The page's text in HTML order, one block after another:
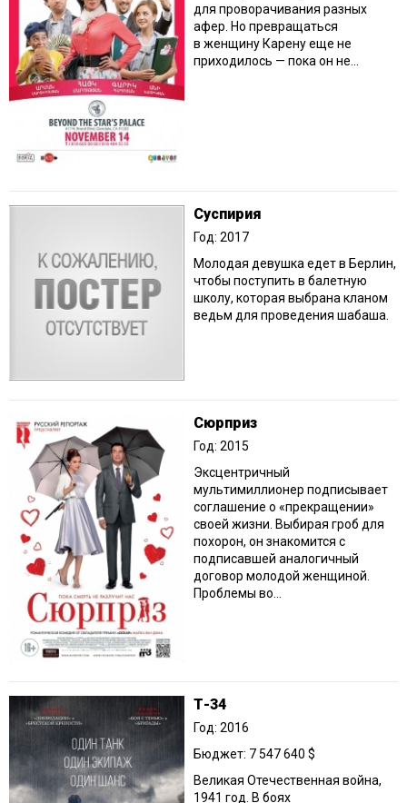
для проворачивания разных
афер. Но превращаться
в женщину Карену еще не
приходилось — пока он не...
Суспирия
Год: 2017
Молодая девушка едет в Берлин,
чтобы поступить в балетную
школу, которая выбрана кланом
ведьм для проведения шабаша.
Сюрприз
Год: 2015
Эксцентричный
мультимиллионер подписывает
соглашение о «прекращении»
своей жизни. Выбирая гроб для
похорон, он знакомится с
подписавшей аналогичный
договор молодой женщиной.
Проблемы во...
Т-34
Год: 2016
Бюджет: 7 547 640 $
Великая Отечественная война,
1941 год. В боях